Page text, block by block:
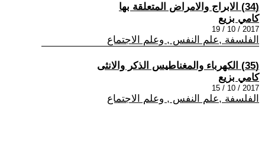
(34) الابراج والامراض المتعلقة بها
كامي بزيع
2017 / 10 / 19
الفلسفة ,علم النفس , وعلم الاجتماع
(35) الكهرباء والمغناطيس الذكر والانثى
كامي بزيع
2017 / 10 / 15
الفلسفة ,علم النفس , وعلم الاجتماع